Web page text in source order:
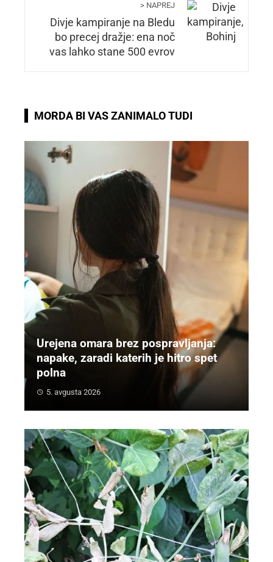
> NAPREJ
Divje kampiranje na Bledu
bo precej dražje: ena noč
vas lahko stane 500 evrov
MORDA BI VAS ZANIMALO TUDI
Urejena omara brez pospravljanja:
napake, zaradi katerih je hitro spet
polna
5. avgusta 2026